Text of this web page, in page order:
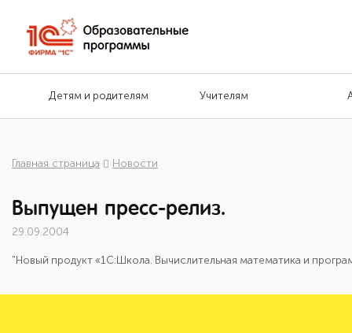
Детям и родителям Учителям
Главная страница Новости
Выпущен пресс-релиз.
29.09.2004
"Новый продукт «1С:Школа. Вычислительная математика и